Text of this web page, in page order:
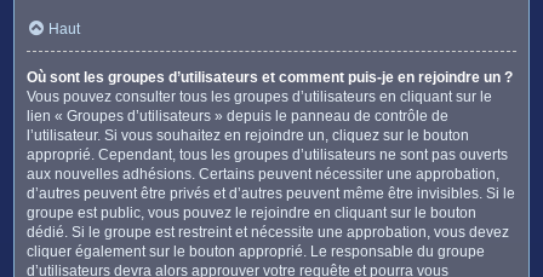
Haut
Où sont les groupes d’utilisateurs et comment puis-je en rejoindre un ?
Vous pouvez consulter tous les groupes d’utilisateurs en cliquant sur le
lien « Groupes d’utilisateurs » depuis le panneau de contrôle de
l’utilisateur. Si vous souhaitez en rejoindre un, cliquez sur le bouton
approprié. Cependant, tous les groupes d’utilisateurs ne sont pas ouverts
aux nouvelles adhésions. Certains peuvent nécessiter une approbation,
d’autres peuvent être privés et d’autres peuvent même être invisibles. Si le
groupe est public, vous pouvez le rejoindre en cliquant sur le bouton
dédié. Si le groupe est restreint et nécessite une approbation, vous devez
cliquer également sur le bouton approprié. Le responsable du groupe
d’utilisateurs devra alors approuver votre requête et pourra vous